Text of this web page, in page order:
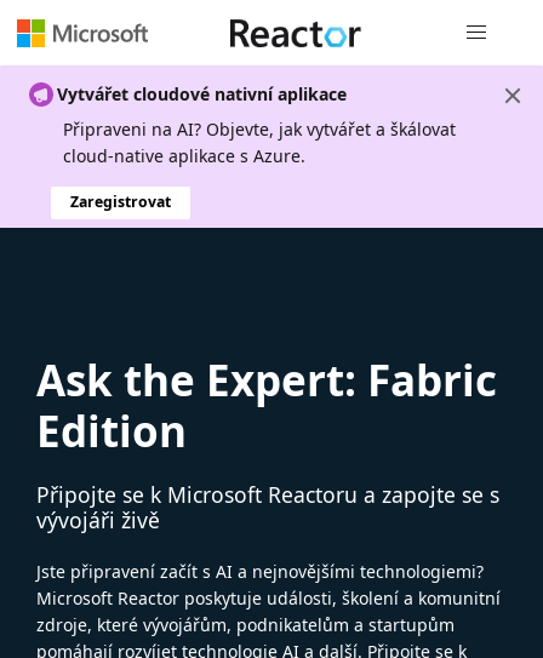
Vytvářet cloudové nativní aplikace
Připraveni na AI? Objevte, jak vytvářet a škálovat
cloud-native aplikace s Azure.
Zaregistrovat
Ask the Expert: Fabric
Edition
Připojte se k Microsoft Reactoru a zapojte se s
vývojáři živě
Jste připravení začít s AI a nejnovějšími technologiemi?
Microsoft Reactor poskytuje události, školení a komunitní
zdroje, které vývojářům, podnikatelům a startupům
pomáhají rozvíjet technologie AI a další. Připojte se k